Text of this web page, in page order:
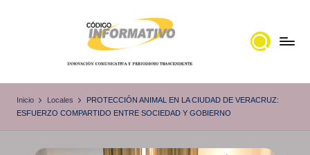
ó
noticias
Inicio Locales
PROTECCIÓN ANIMAL EN LA CIUDAD DE VERACRUZ:
ESFUERZO COMPARTIDO ENTRE SOCIEDAD Y GOBIERNO